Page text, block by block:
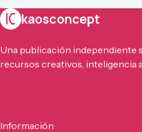
kaosconcept
Una publicación independiente
recursos creativos, inteligencia
Información